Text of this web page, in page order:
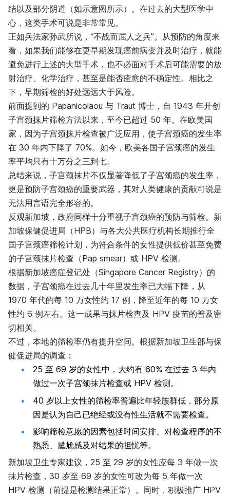
结以及部分阴道（如示意图所示）。在过去的大型医学中
心，这类手术可说是非常常见。
正如兵法家孙武所说，“不战而屈人之兵”。从预防的角度来
看，如果我们能够在更早期发现癌前病变并及时治疗，就能
避免进行上述的大型手术，也不必面对手术后可能需要的放
射治疗、化学治疗，甚至是能否痊愈的不确定性。相比之
下，早期筛检的好处远远大于风险。
前面提到的 Papanicolaou 与 Traut 博士，自 1943 年开创
子宫颈抹片筛检方法以来，至今已超过 50 年。在欧美国
家，因为子宫颈抹片检查被广泛应用，使子宫颈癌的发生率
在 30 年内下降了 70%。如今，欧美各国子宫颈癌的发生
率平均只有十万分之三到七。
总结来说，子宫颈抹片不仅显著降低了子宫颈癌的发生率，
更是预防子宫颈癌的重要武器，其对人类健康的贡献可说是
无法用言语完全形容的。
反观新加坡，政府同样十分重视子宫颈癌的预防与筛检。新
加坡保健促进局（HPB）与各大公共医疗机构长期推行全
国子宫颈癌筛检计划，为符合条件的女性提供低价甚至免费
的子宫颈抹片检查（Pap smear）或 HPV 检测。
根据新加坡癌症登记处（Singapore Cancer Registry）的
数据，子宫颈癌在过去几十年里发生率已大幅下降，从
1970 年代的每 10 万女性约 17 例，降至近年的每 10 万女
性约 6 例左右。这一成果与抹片检查及 HPV 疫苗的普及密
切相关。
不过，本地的筛检率仍有提升空间。根据新加坡卫生部与保
健促进局的调查：
25 至 69 岁的女性中，大约有 60% 在过去 3 年内
做过一次子宫颈抹片检查或 HPV 检测。
40 岁以上女性的筛检率普遍比年轻族群低，部分原
因是认为自己已绝经或没有性生活就不需要检查。
影响筛检意愿的因素包括时间安排、对检查程序的不
熟悉、尴尬感及对结果的担忧等。
新加坡卫生专家建议，25 至 29 岁的女性应每 3 年做一次
抹片检查，30 岁至 69 岁的女性可改为每 5 年做一次
HPV 检测（前提是检测结果正常）。同时，积极推广 HPV